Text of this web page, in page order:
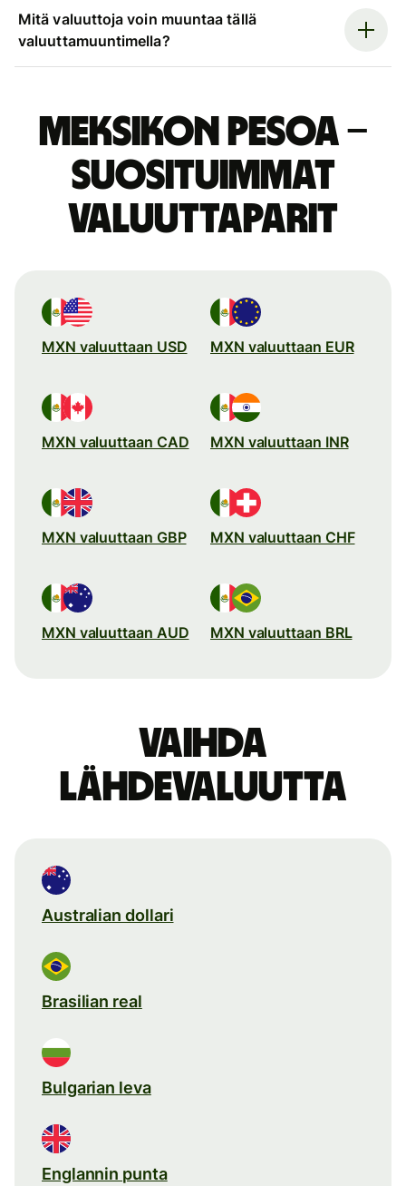
Mitä valuuttoja voin muuntaa tällä
valuuttamuuntimella?
Meksikon pesoa –
suosituimmat
valuuttaparit
MXN valuuttaan USD MXN valuuttaan EUR
MXN valuuttaan CAD MXN valuuttaan INR
MXN valuuttaan GBP MXN valuuttaan CHF
MXN valuuttaan AUD MXN valuuttaan BRL
Vaihda
lähdevaluutta
Australian dollari
Brasilian real
Bulgarian leva
Englannin punta